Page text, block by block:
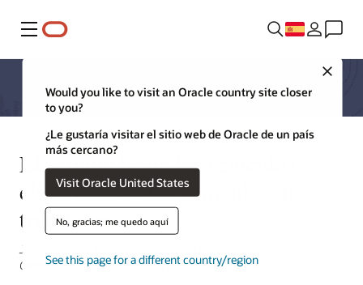
Menú
Would you like to visit an Oracle country site closer
to you?
¿Le gustaría visitar el sitio web de Oracle de un país
más cercano?
Visit Oracle United States
No, gracias; me quedo aquí
See this page for a different country/region
El camino hacia los vehículos
eléctricos Parte 2: Impulsar la
transición
Jake Krakauer, Estrategia de Ventas y Desarrollo de Negocios de
Oracle, Fabricación Industrial | 28 de marzo de 2023